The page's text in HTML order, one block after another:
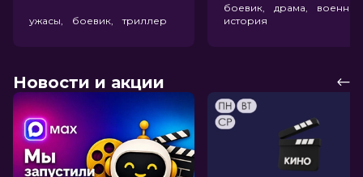
ужасы, боевик, триллер
боевик, драма,
история
Новости и акции